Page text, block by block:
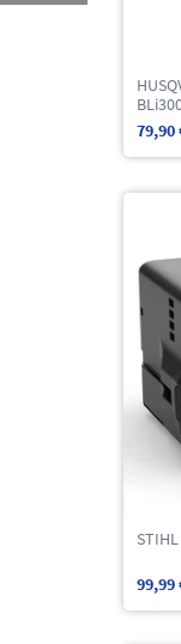
79,90
99,99